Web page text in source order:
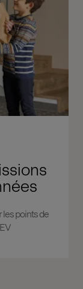
points de